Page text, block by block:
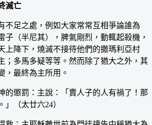
滅亡
足之處，例如大家常常互相爭論誰為
子（半尼其），脾氣剛烈，動輒起殺機，
上降下，燒滅不接待他們的撒瑪利亞村
；多馬多疑等等。然而除了猶大之外，其
，最終為主所用。
懲罰：主說：「賣人子的人有禍了！那
」（太廿六24）